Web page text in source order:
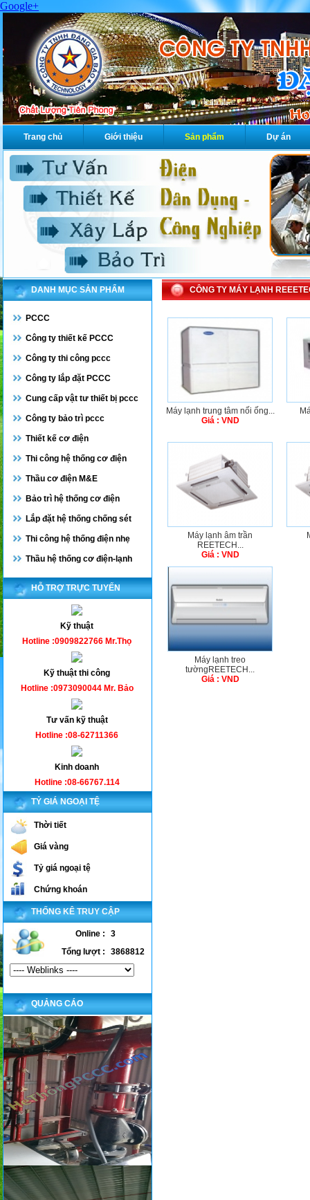
Google+
Trang chủ Giới thiệu Sản phẩm Dự án
DANH MỤC SẢN PHẨM
PCCC
Công ty thiết kế PCCC
Công ty thi công pccc
Công ty lắp đặt PCCC
Cung cấp vật tư thiết bị pccc
Công ty bảo trì pccc
Thiết kế cơ điện
Thi công hệ thống cơ điện
Thầu cơ điện M&E
Bảo trì hệ thống cơ điện
Lắp đặt hệ thống chống sét
Thi công hệ thống điện nhẹ
Thầu hệ thống cơ điện-lạnh
HỖ TRỢ TRỰC TUYẾN
Kỹ thuật
Hotline :0909822766 Mr.Thọ
Kỹ thuật thi công
Hotline :0973090044 Mr. Bảo
Tư vấn kỹ thuật
Hotline :08-62711366
Kinh doanh
Hotline :08-66767.114
TỶ GIÁ NGOẠI TỆ
Thời tiết
Giá vàng
Tỷ giá ngoại tệ
Chứng khoán
THỐNG KÊ TRUY CẬP
Online :
3
Tổng lượt :
3868812
QUẢNG CÁO
CÔNG TY MÁY LẠNH
Máy lạnh trung tâm nối ống...
Giá : VND
Máy lạnh âm trần
REETECH...
Giá : VND
Máy lạnh treo
tườngREETECH...
Giá : VND